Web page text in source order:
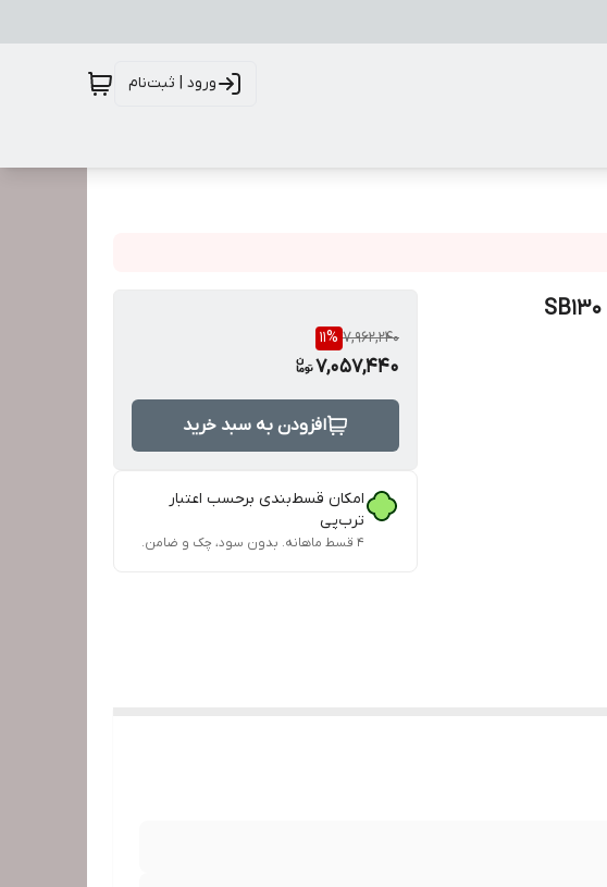
ورود | ثبت‌نام
7,962,240
11%
7,057,440
افزودن به سبد خرید
امکان قسط‌بندی برحسب اعتبار
ترب‌پی
۴ قسط ماهانه. بدون سود، چک و ضامن.